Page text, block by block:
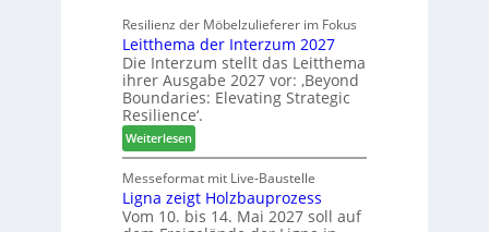
t
i
m
e
n
t
u
n
g
e
n
f
ü
r
P
l
a
m
e
l
l
o
-
F
r
ä
s
e
Resilienz der Möbelzulieferer im Fokus
Leitthema der Interzum 2027
Die Interzum stellt das Leitthema
ihrer Ausgabe 2027 vor: ‚Beyond
Boundaries: Elevating Strategic
Resilience‘.
Weiterlesen:
L
e
i
t
Messeformat mit Live-Baustelle
Ligna zeigt Holzbauprozess
Vom 10. bis 14. Mai 2027 soll auf